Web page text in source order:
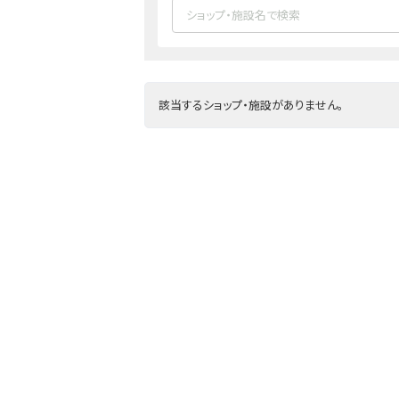
該当するショップ・施設がありません。